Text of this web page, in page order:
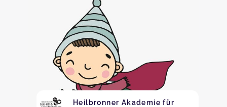
Heilbronner Akademie für